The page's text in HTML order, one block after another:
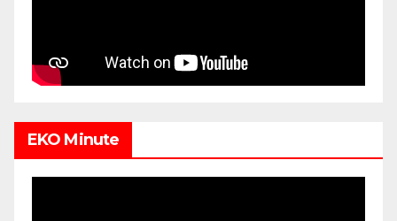
EKO Minute